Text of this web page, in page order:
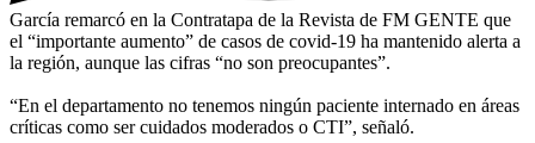
García remarcó en la Contratapa de la Revista de FM GENTE que
el “importante aumento” de casos de covid-19 ha mantenido alerta a
la región, aunque las cifras “no son preocupantes”.
“En el departamento no tenemos ningún paciente internado en áreas
críticas como ser cuidados moderados o CTI”, señaló.